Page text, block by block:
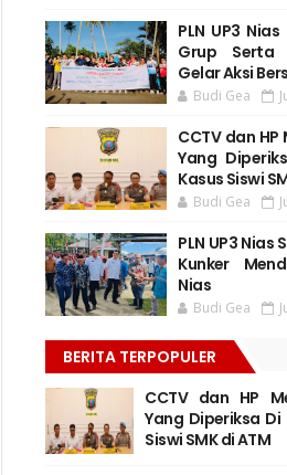
PLN UP3
Grup Serta
Gelar Aksi
Budi Gea
CCTV dan
Yang
Kasus Siswi
Budi Gea
PLN UP3
Kunker
Nias
Budi Gea
BERITA TERPOPULER
CCTV dan HP
Yang Diperiksa
Siswi SMK di ATM